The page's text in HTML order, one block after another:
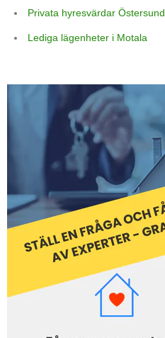
Privata hyresvärdar Östersund
Lediga lägenheter i Motala